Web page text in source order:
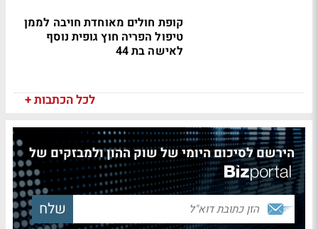
קופת חולים מאוחדת חויבה לממן
טיפול הפריה חוץ גופית נוסף
לאישה בת 44
לכל הכתבות +
הירשם לסיכום היומי של שוק ההון ולמבזקים של